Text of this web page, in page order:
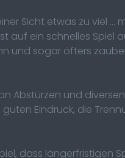
Sicht etwas zu viel ...
auf ein schnelles Spiel
und sogar öfters
Abstürzen und
Eindruck, die
dass längerfristigen